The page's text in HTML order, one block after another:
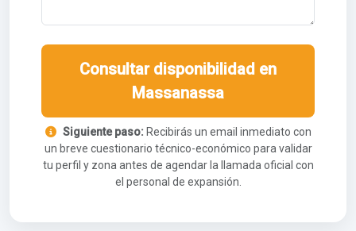
Consultar disponibilidad en
Massanassa
Siguiente paso:Recibirás un email inmediato con
un breve cuestionario técnico-económico para validar
tu perfil y zona antes de agendar la llamada oficial con
el personal de expansión.